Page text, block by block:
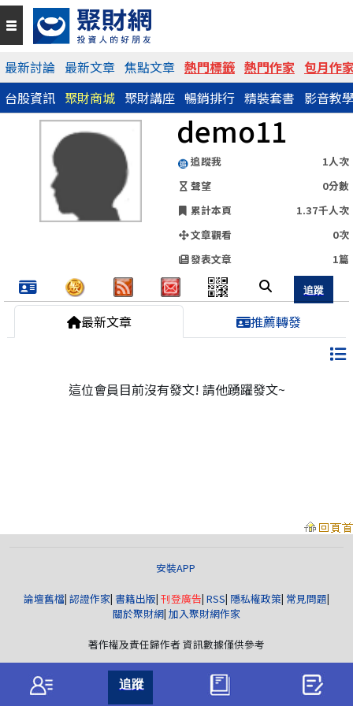
最新討論 最新文章 焦點文章 熱門標籤 熱門作家 包月作
台股資訊 聚財商城 聚財講座 暢銷排行 精裝套書 影音教
demo11
追蹤我
1人次
聲望
0分數
累計本頁
1.37千人次
文章觀看
0次
發表文章
1篇
QR Code
https://www.wearn.com/blog.asp?id=83242
分享網址
最新文章 推薦轉發
這位會員目前沒有發文! 請他踴躍發文~
安裝APP
論壇舊檔| 認證作家| 書籍出版| 刊登廣告| RSS| 隱私權政策| 常見問題|
關於聚財網| 加入聚財網作家
著作權及責任歸作者 資訊數據僅供參考
版權所有© wearn.com All Rights Reserved.